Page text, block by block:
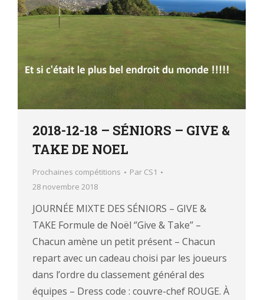
2018-12-18 – SÉNIORS – GIVE &
TAKE DE NOEL
Prochaines compétitions Par CS1
28 novembre 2018
JOURNÉE MIXTE DES SÉNIORS – GIVE &
TAKE Formule de Noël ‘’Give & Take’’ –
Chacun amène un petit présent – Chacun
repart avec un cadeau choisi par les joueurs
dans l’ordre du classement général des
équipes – Dress code : couvre-chef ROUGE. À